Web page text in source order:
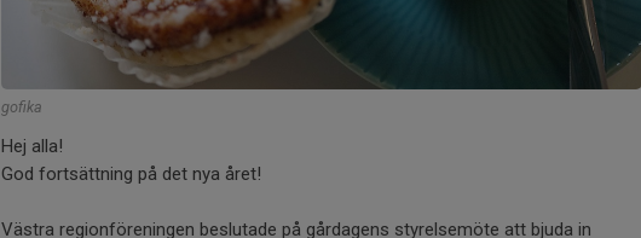
gofika
Hej alla!
God fortsättning på det nya året!
Västra regionföreningen beslutade på gårdagens styrelsemöte att bjuda in